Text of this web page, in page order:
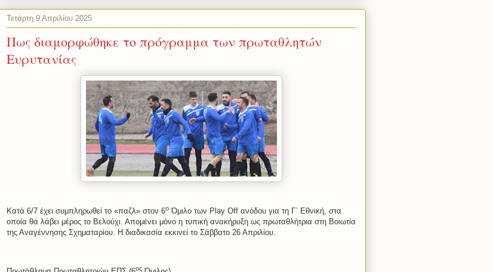
Τετάρτη 9 Απριλίου 2025
Πως διαμορφώθηκε το πρόγραμμα των πρωταθλητών
Ευρυτανίας
Κατά 6/7 έχει συμπληρωθεί το «παζλ» στον 6ο Όμιλο των Play Off ανόδου για τη Γ΄ Εθνική, στα
οποία θα λάβει μέρος το Βελούχι. Απομένει μόνο η τυπική ανακήρυξη ως πρωταθλήτρια στη Βοιωτία
της Αναγέννησης Σχηματαρίου. Η διαδικασία εκκινεί το Σάββατο 26 Απριλίου.
ος